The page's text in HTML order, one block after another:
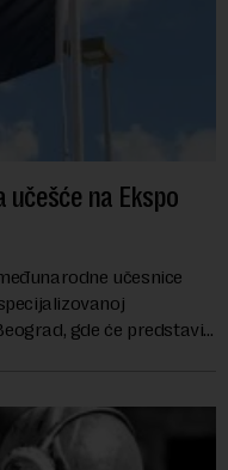
na Ekspo
učesnice
gde će predstaviti